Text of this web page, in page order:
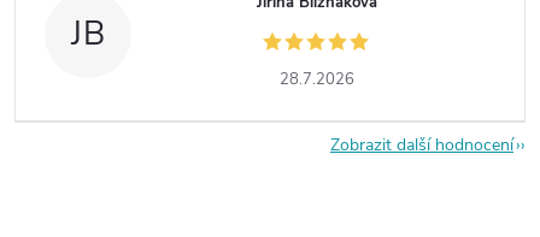
JB
28.7.2026
Zobrazit další hodnocení